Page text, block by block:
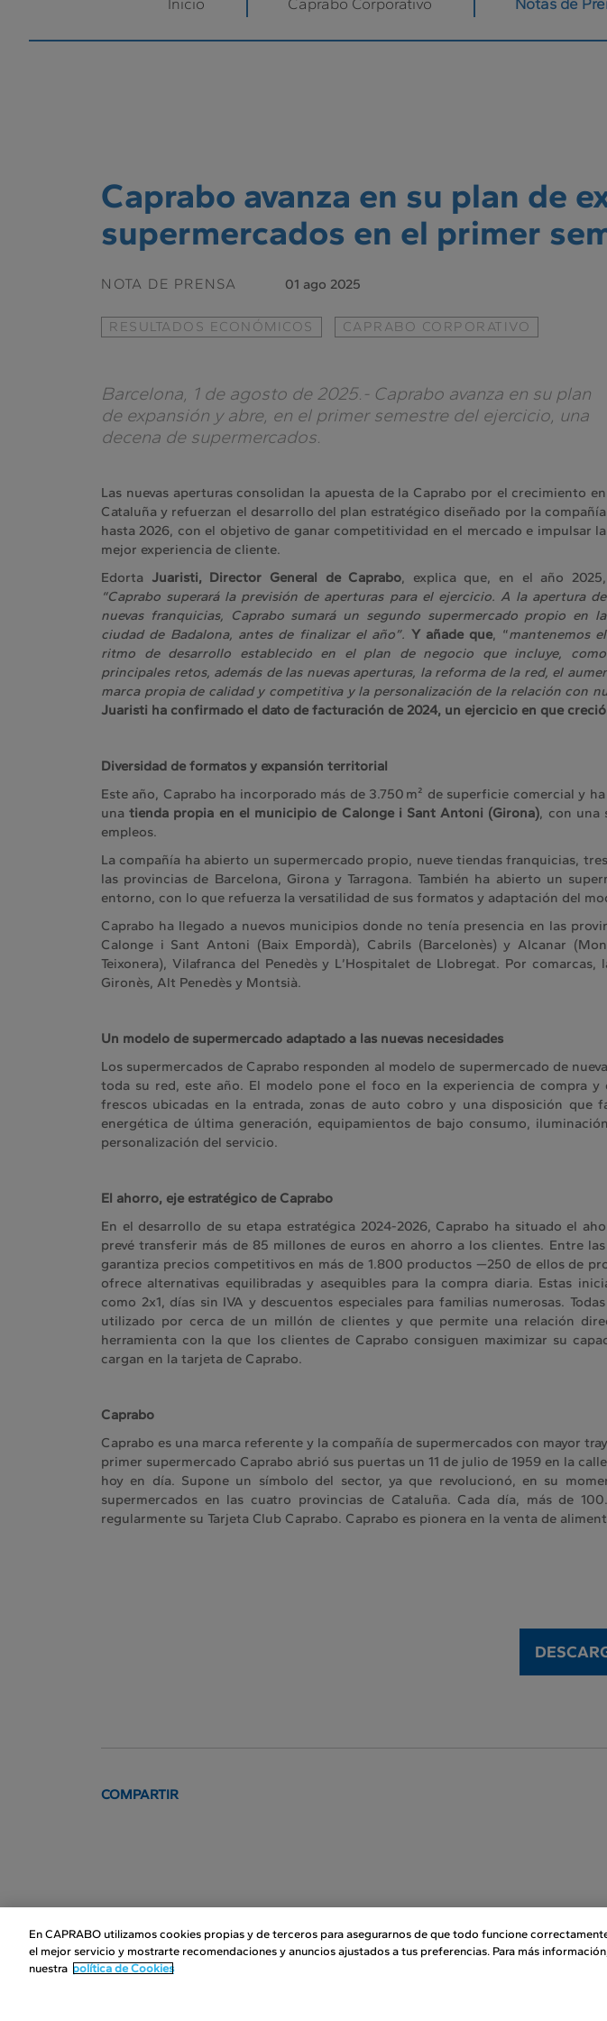
Inicio Caprabo Corporativo Notas de
Caprabo avanza en su plan de
supermercados en el primer
NOTA DE PRENSA 01 ago 2025
RESULTADOS ECONÓMICOS CAPRABO CORPORATIVO
Barcelona, 1 de agosto de 2025.- Caprabo avanza en su plan
de expansión y abre, en el primer semestre del ejercicio, una
decena de supermercados.
Las nuevas aperturas consolidan la apuesta de la Caprabo por el crecimiento en
Cataluña y refuerzan el desarrollo del plan estratégico diseñado por la compañía
hasta 2026, con el objetivo de ganar competitividad en el mercado e impulsar la
mejor experiencia de cliente.
Edorta Juaristi, Director General de Caprabo, explica que, en el año 2025,
“Caprabo superará la previsión de aperturas para el ejercicio. A la apertura de
nuevas franquicias, Caprabo sumará un segundo supermercado propio en la
ciudad de Badalona, antes de finalizar el año”. Y añade que, “mantenemos el
ritmo de desarrollo establecido en el plan de negocio que incluye, como
principales retos, además de las nuevas aperturas, la reforma de la red, el
marca propia de calidad y competitiva y la personalización de la relación con
Juaristi ha confirmado el dato de facturación de 2024, un ejercicio en que
Diversidad de formatos y expansión territorial
Este año, Caprabo ha incorporado más de 3.750 m² de superficie comercial y
unatienda propia en el municipio de Calonge i Sant Antoni (Girona), con una
empleos.
La compañía ha abierto un supermercado propio, nueve tiendas franquicias,
las provincias de Barcelona, Girona y Tarragona. También ha abierto un
entorno, con lo que refuerza la versatilidad de sus formatos y adaptación del
Caprabo ha llegado a nuevos municipios donde no tenía presencia en las
Calonge i Sant Antoni (Baix Empordà), Cabrils (Barcelonès) y Alcanar
Teixonera), Vilafranca del Penedès y L’Hospitalet de Llobregat. Por
Gironès, Alt Penedès y Montsià.
Un modelo de supermercado adaptado a las nuevas necesidades
Los supermercados de Caprabo responden al modelo de supermercado de
toda su red, este año. El modelo pone el foco en la experiencia de compra
frescos ubicadas en la entrada, zonas de auto cobro y una disposición que
energética de última generación, equipamientos de bajo consumo,
personalización del servicio.
El ahorro, eje estratégico de Caprabo
En el desarrollo de su etapa estratégica 2024-2026, Caprabo ha situado el
prevé transferir más de 85 millones de euros en ahorro a los clientes. Entre
garantiza precios competitivos en más de 1.800 productos —250 de ellos de
ofrece alternativas equilibradas y asequibles para la compra diaria. Estas
como 2x1, días sin IVA y descuentos especiales para familias numerosas.
utilizado por cerca de un millón de clientes y que permite una relación
herramienta con la que los clientes de Caprabo consiguen maximizar su
cargan en la tarjeta de Caprabo.
Caprabo
Caprabo es una marca referente y la compañía de supermercados con mayor
primer supermercado Caprabo abrió sus puertas un 11 de julio de 1959 en la
hoy en día. Supone un símbolo del sector, ya que revolucionó, en su
supermercados en las cuatro provincias de Cataluña. Cada día, más de
regularmente su Tarjeta Club Caprabo. Caprabo es pionera en la venta de
COMPARTIR
RSC
En CAPRABO utilizamos cookies propias y de terceros para asegurarnos de que todo funcione
el mejor servicio y mostrarte recomendaciones y anuncios ajustados a tus preferencias. Para más
nuestra política de Cookies